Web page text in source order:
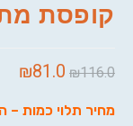
קופסת
₪116.0
₪81.0
מחיר תלוי כמות –